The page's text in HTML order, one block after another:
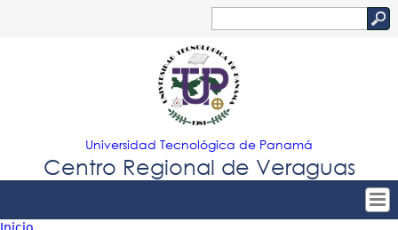
Jump to navigation
de
búsqueda
Universidad Tecnológica de Panamá
Centro Regional de Veraguas